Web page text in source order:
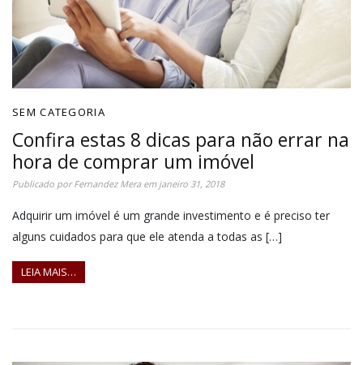
SEM CATEGORIA
Confira estas 8 dicas para não errar na
hora de comprar um imóvel
Publicado porFernandez Meraem janeiro 31, 2018
Adquirir um imóvel é um grande investimento e é preciso ter
alguns cuidados para que ele atenda a todas as […]
LEIA MAIS…